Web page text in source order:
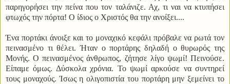
παρηγορήσει την πείνα που τον ταλάνιζε. Αχ, τι ναι να κτυπήσει
φτωχός την πόρτα! Ο ίδιος ο Χριστός θα την ανοίξει....
Ένα πορτάκι άνοιξε και το μοναχικό κεφάλι πρόβαλε να ρωτά τον
πεινασμένο τι θέλει. Ήταν ο πορτάρης δηλαδή ο θυρωρός της
Μονής. Ο πεινασμένος άνθρωπος, ζήτησε λίγο ψωμί! Πεινούσε.
Είπαμε όμως. Δύσκολα χρόνια. Το ψωμί αρκούσε να συντηρεί
τους μοναχούς. Ίσως η ολιγοπιστία του πορτάρη μην ξεμείνει το